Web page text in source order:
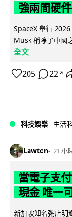
強兩間硬
SpaceX 舉行
Musk 稱除了中國
全文
205 22 ↗
科技娛樂 生活
Lawton 21 小
當電子支
現金 唯一
新加坡知名粥店明